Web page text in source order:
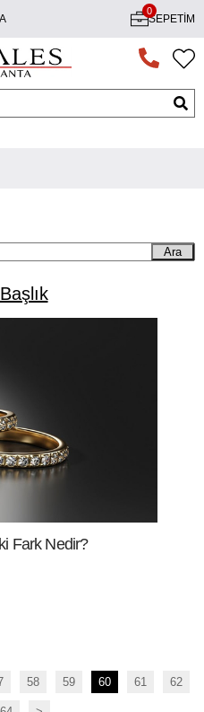
SEPETIM
0
Ara
Fark Nedir?
58 59 60 61 62